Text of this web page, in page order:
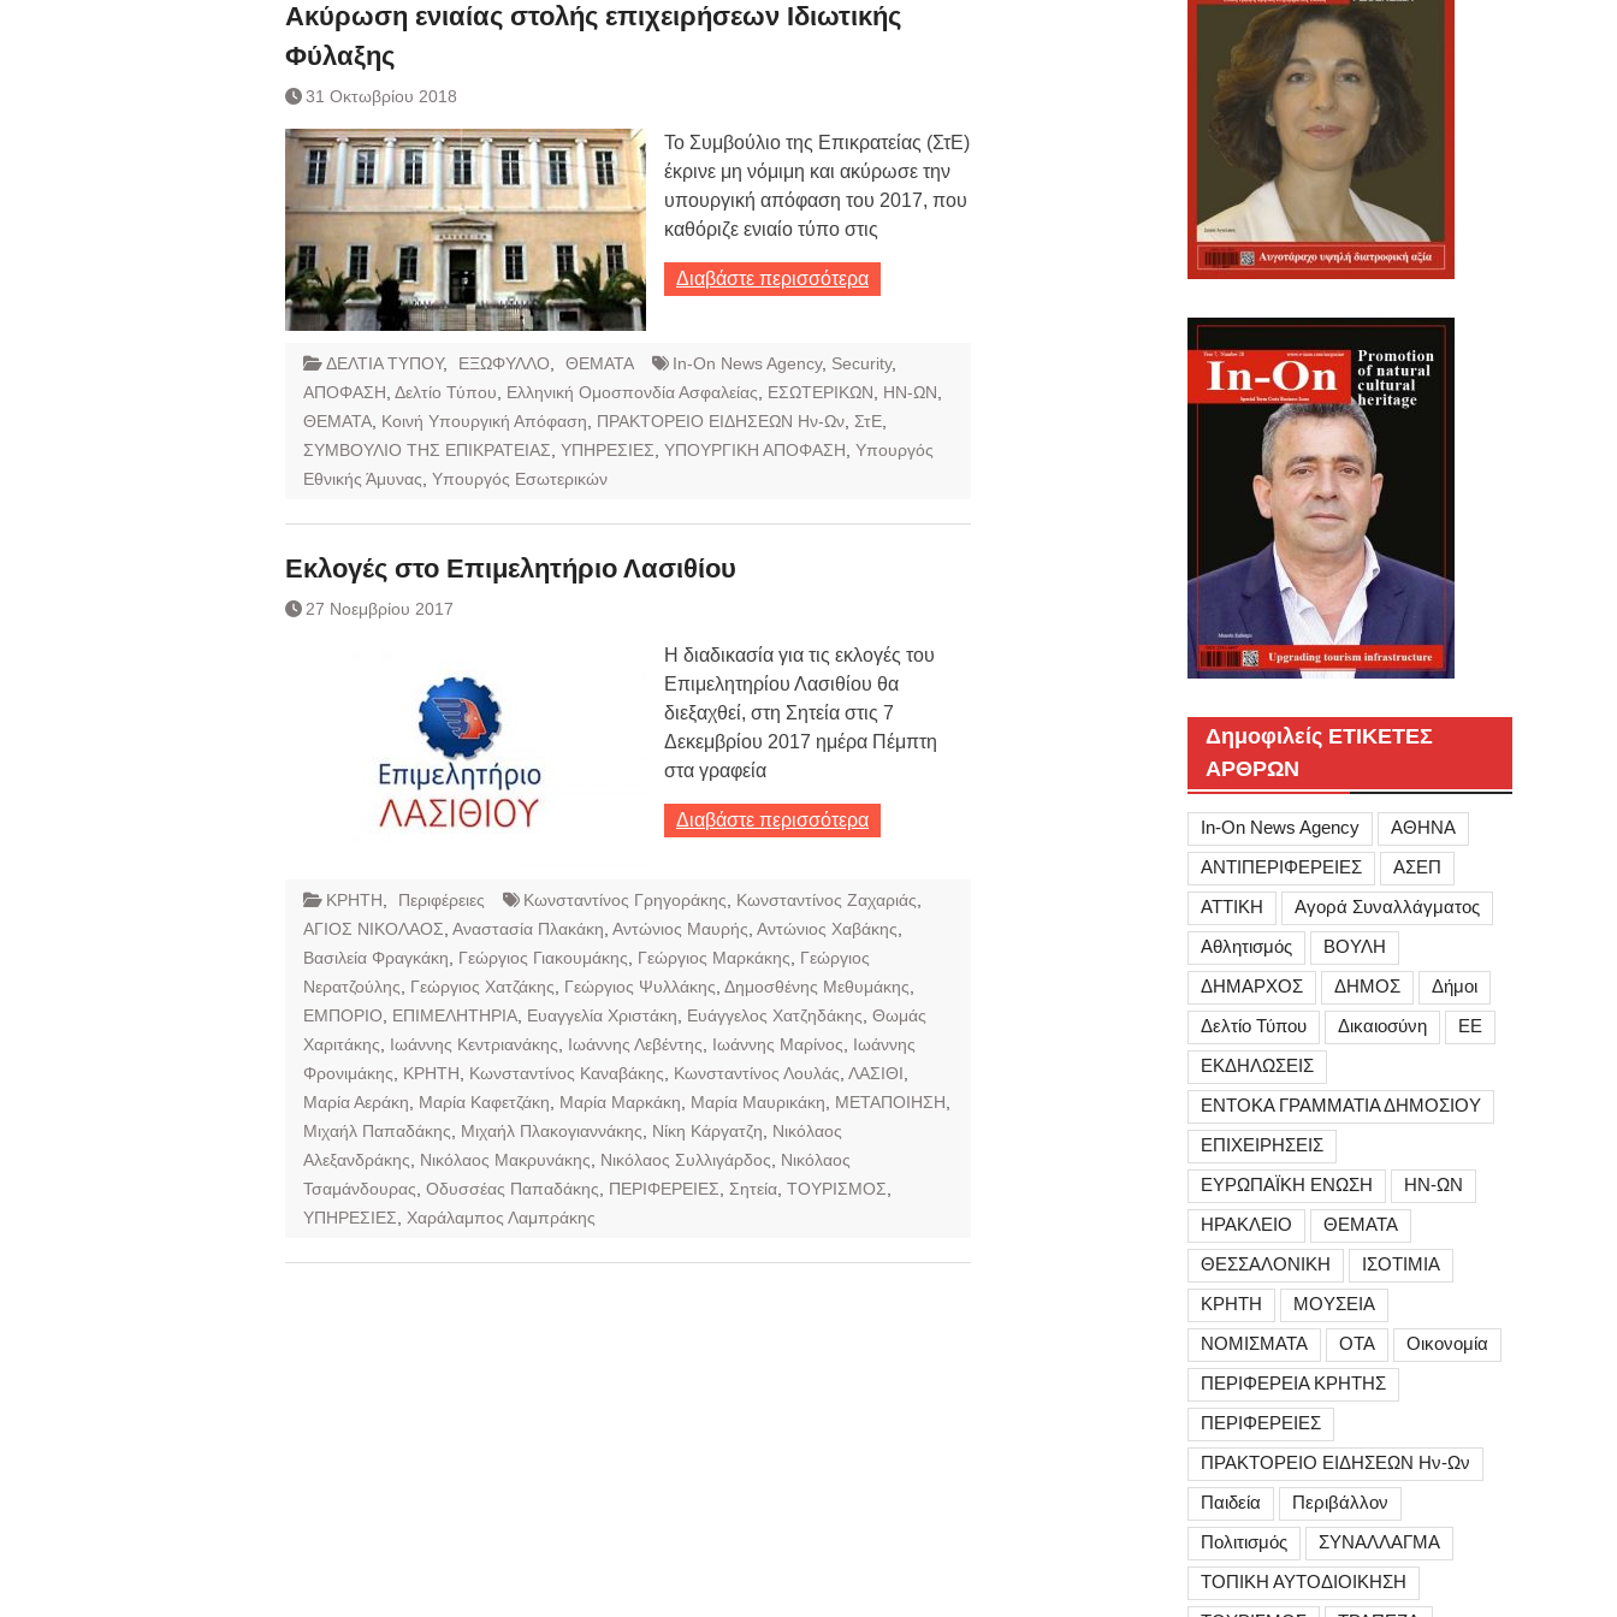
Συναλλάγματος &
Τραπεζογραμματίων 7-3-2019
Ημερήσιο Δελτίο Τιμών
Τραπεζογραμματίων 4-3-2019
Κάθοδος αγροτών
Δικαιοσύνη
Ακύρωση ενιαίας στολής επιχειρήσεων Ιδιωτικής
Φύλαξης
31 Οκτωβρίου 2018
Το Συμβούλιο της Επικρατείας (ΣτΕ)
έκρινε μη νόμιμη και ακύρωσε την
υπουργική απόφαση του 2017, που
καθόριζε ενιαίο τύπο στις
Διαβάστε περισσότερα
ΔΕΛΤΙΑ ΤΥΠΟΥ, ΕΞΩΦΥΛΛΟ ΘΕΜΑΤΑ In-On News Agency, Security,
ΑΠΟΦΑΣΗ Δελτίο Τύπου Ελληνική Ομοσπονδία Ασφαλείας ΕΣΩΤΕΡΙΚΩΝ ΗΝ-ΩΝ
ΘΕΜΑΤΑ Κοινή Υπουργική Απόφαση ΠΡΑΚΤΟΡΕΙΟ ΕΙΔΗΣΕΩΝ Ην-Ων ΣτΕ
ΣΥΜΒΟΥΛΙΟ ΤΗΣ ΕΠΙΚΡΑΤΕΙΑΣ ΥΠΗΡΕΣΙΕΣ ΥΠΟΥΡΓΙΚΗ ΑΠΟΦΑΣΗ Υπουργός
Εθνικής Άμυνας Υπουργός Εσωτερικών
Εκλογές στο Επιμελητήριο Λασιθίου
27 Νοεμβρίου 2017
Η διαδικασία για τις εκλογές του
Επιμελητηρίου Λασιθίου θα
διεξαχθεί, στη Σητεία στις 7
Δεκεμβρίου 2017 ημέρα Πέμπτη
στα γραφεία
Διαβάστε περισσότερα
ΚΡΗΤΗ Περιφέρειες Kωνσταντίνος Γρηγοράκης Kωνσταντίνος Ζαχαριάς
ΑΓΙΟΣ ΝΙΚΟΛΑΟΣ Αναστασία Πλακάκη Αντώνιος Μαυρής Αντώνιος Χαβάκης
Βασιλεία Φραγκάκη
Γεώργιος Γιακουμάκης Γεώργιος Μαρκάκης
Γεώργιος
Νερατζούλης
Γεώργιος Χατζάκης Γεώργιος Ψυλλάκης Δημοσθένης Μεθυμάκης
ΕΜΠΟΡΙΟ
ΕΠΙΜΕΛΗΤΗΡΙΑ Ευαγγελία Χριστάκη Ευάγγελος Χατζηδάκης Θωμάς
Χαριτάκης
Ιωάννης Κεντριανάκης Ιωάννης Λεβέντης Ιωάννης Μαρίνος
Ιωάννης
Φρονιμάκης
ΚΡΗΤΗ Κωνσταντίνος Καναβάκης Κωνσταντίνος Λουλάς ΛΑΣΙΘΙ
Μαρία Αεράκη
Μαρία Καφετζάκη Μαρία Μαρκάκη Μαρία Μαυρικάκη ΜΕΤΑΠΟΙΗΣΗ
Μιχαήλ Παπαδάκης
Μιχαήλ Πλακογιαννάκης Νίκη Κάργατζη
Νικόλαος
Αλεξανδράκης
Νικόλαος Μακρυνάκης Νικόλαος Συλλιγάρδος
Νικόλαος
Τσαμάνδουρας Οδυσσέας Παπαδάκης ΠΕΡΙΦΕΡΕΙΕΣ Σητεία ΤΟΥΡΙΣΜΟΣ
ΥΠΗΡΕΣΙΕΣ
Χαράλαμπος Λαμπράκης
Δημοφιλείς ΕΤΙΚΕΤΕΣ
ΑΡΘΡΩΝ
In-On News Agency
ΑΘΗΝΑ
ΑΝΤΙΠΕΡΙΦΕΡΕΙΕΣ
ΑΣΕΠ
ΑΤΤΙΚΗ
Αγορά Συναλλάγματος
Αθλητισμός
ΒΟΥΛΗ
ΔΗΜΑΡΧΟΣ
ΔΗΜΟΣ
Δήμοι
Δελτίο Τύπου
Δικαιοσύνη
ΕΕ
ΕΚΔΗΛΩΣΕΙΣ
ΕΝΤΟΚΑ ΓΡΑΜΜΑΤΙΑ ΔΗΜΟΣΙΟΥ
ΕΠΙΧΕΙΡΗΣΕΙΣ
ΕΥΡΩΠΑΪΚΗ ΕΝΩΣΗ
ΗΝ-ΩΝ
ΗΡΑΚΛΕΙΟ
ΘΕΜΑΤΑ
ΘΕΣΣΑΛΟΝΙΚΗ
ΙΣΟΤΙΜΙΑ
ΚΡΗΤΗ
ΜΟΥΣΕΙΑ
ΝΟΜΙΣΜΑΤΑ
ΟΤΑ
Οικονομία
ΠΕΡΙΦΕΡΕΙΑ ΚΡΗΤΗΣ
ΠΕΡΙΦΕΡΕΙΕΣ
ΠΡΑΚΤΟΡΕΙΟ ΕΙΔΗΣΕΩΝ Ην-Ων
Παιδεία
Περιβάλλον
Πολιτισμός
ΣΥΝΑΛΛΑΓΜΑ
ΤΟΠΙΚΗ ΑΥΤΟΔΙΟΙΚΗΣΗ